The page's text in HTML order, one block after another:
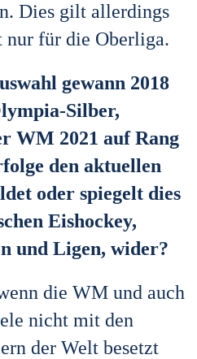
Dies gilt allerdings
für die Oberliga.
gewann 2018
Silber,
WM 2021 auf Rang
den aktuellen
oder spiegelt dies
Eishockey,
und Ligen, wider?
die WM und auch
nicht mit den
der Welt besetzt